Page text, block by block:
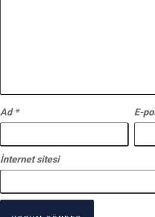
Ad * E-
İnternet sitesi